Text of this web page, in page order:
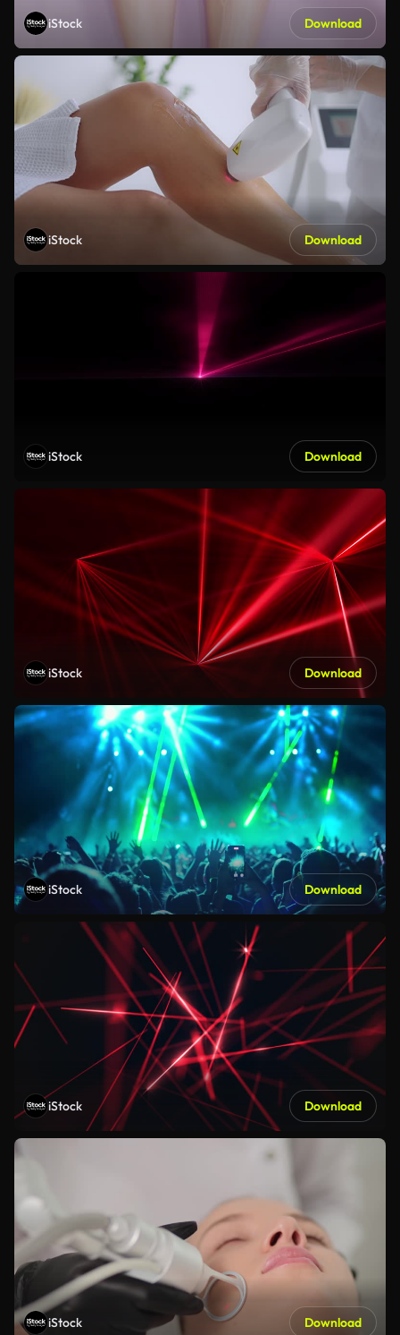
iStock Download
iStock Download
iStock Download
iStock Download
iStock Download
iStock Download
iStock Download